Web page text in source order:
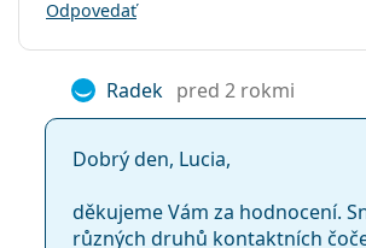
Odpovedať
Radek pred 2 rokmi
Dobrý den, Lucia,
děkujeme Vám za hodnocení.
různých druhů kontaktních